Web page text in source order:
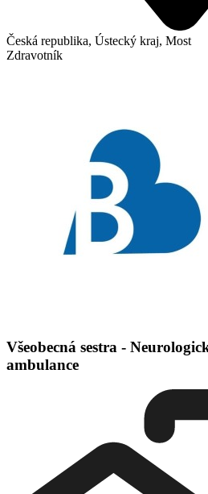
Česká republika, Ústecký kraj, Most
Zdravotník
Všeobecná sestra -
ambulance